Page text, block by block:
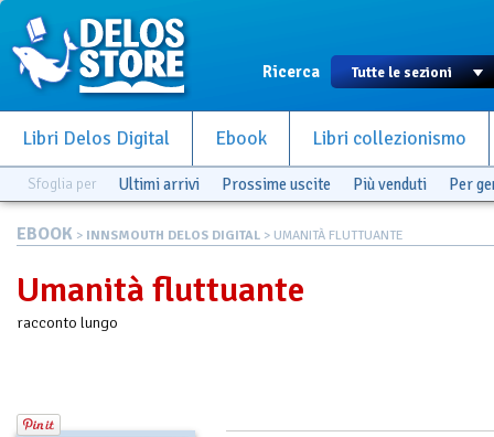
Ricerca
Libri Delos Digital Ebook Libri collezionismo
Sfoglia per Ultimi arrivi Prossime uscite Più venduti Per
EBOOK > INNSMOUTH DELOS DIGITAL > UMANITÀ FLUTTUANTE
Umanità fluttuante
racconto lungo